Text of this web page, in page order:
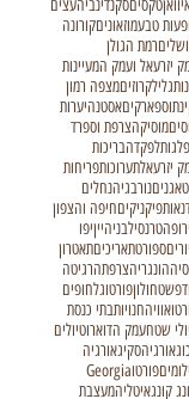
טקסיםסקנדינביהעצים
טבעמוזאוניםקורונה
רמת הגולן
יזרעאל ועמק המעיינות
גלילקרוזיםמצפה רמון
פארקיםאסטנהיערות
מוסיקהצרפת וספרד
לפקדהבריכות
יזרעאלתערוכותפריחות
גניםנורבגיהנחלים
פיקניקיםחיפה והצפון
טרנסילבניהייןיפו
ספורטתאריכיםתאטרון
הונגריהצרפתהרגיטה
חולוןפורטוגלחופים
אוויהחנויותבתי כנסת
שטחעמק הדוארוטיולים
גאורגיהסקיגאורגיה
פורטוGeorgia
קונגאיטליהמעצבת